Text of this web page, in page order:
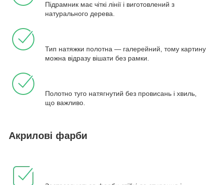
Підрамник має чіткі лінії і виготовлений з
натурального дерева.
Тип натяжки полотна — галерейний, тому картину
можна відразу вішати без рамки.
Полотно туго натягнутий без провисань і хвиль,
що важливо.
Акрилові фарби